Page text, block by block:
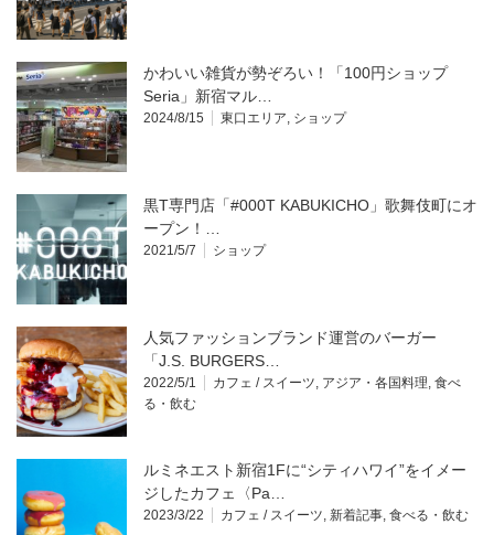
かわいい雑貨が勢ぞろい！「100円ショップ
Seria」新宿マル…
2024/8/15 東口エリア, ショップ
黒T専門店「#000T KABUKICHO」歌舞伎町にオ
ープン！…
2021/5/7 ショップ
人気ファッションブランド運営のバーガー
「J.S. BURGERS…
2022/5/1 カフェ / スイーツ, アジア・各国料理, 食べ
る・飲む
ルミネエスト新宿1Fに“シティハワイ”をイメー
ジしたカフェ〈Pa…
2023/3/22 カフェ / スイーツ, 新着記事, 食べる・飲む